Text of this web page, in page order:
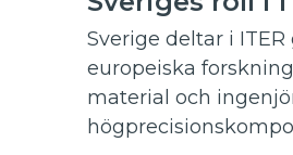
Sverige deltar i
europeiska
material och